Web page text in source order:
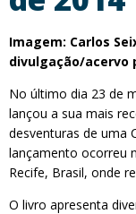
Imagem: Carlos
divulgação/acervo
No último dia 23 de
lançou a sua mais
desventuras de uma
lançamento ocorreu
Recife, Brasil, onde
O livro apresenta